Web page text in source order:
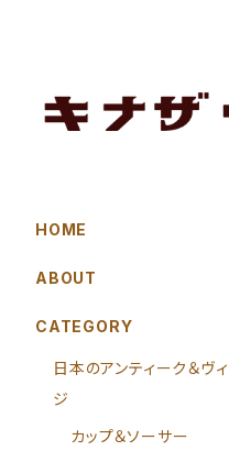
HOME
ABOUT
CATEGORY
日本のアンティーク＆ヴ
ジ
カップ＆ソーサー